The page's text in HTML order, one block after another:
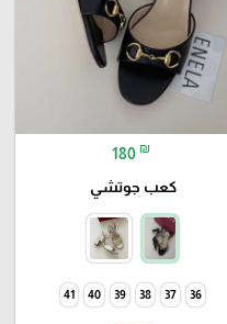
180 ₪
كعب جوتشي
36
37
38
39
40
41